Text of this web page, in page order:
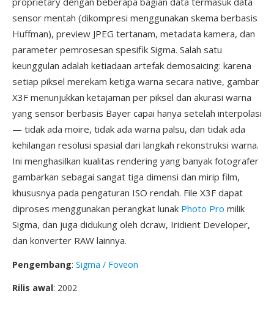
sensor mentah (dikompresi menggunakan skema berbasis
Huffman), preview JPEG tertanam, metadata kamera, dan
parameter pemrosesan spesifik Sigma. Salah satu
keunggulan adalah ketiadaan artefak demosaicing: karena
setiap piksel merekam ketiga warna secara native, gambar
X3F menunjukkan ketajaman per piksel dan akurasi warna
yang sensor berbasis Bayer capai hanya setelah interpolasi
— tidak ada moire, tidak ada warna palsu, dan tidak ada
kehilangan resolusi spasial dari langkah rekonstruksi warna.
Ini menghasilkan kualitas rendering yang banyak fotografer
gambarkan sebagai sangat tiga dimensi dan mirip film,
khususnya pada pengaturan ISO rendah. File X3F dapat
diproses menggunakan perangkat lunak Photo Pro milik
Sigma, dan juga didukung oleh dcraw, Iridient Developer,
dan konverter RAW lainnya.
Pengembang: Sigma / Foveon
Rilis awal: 2002